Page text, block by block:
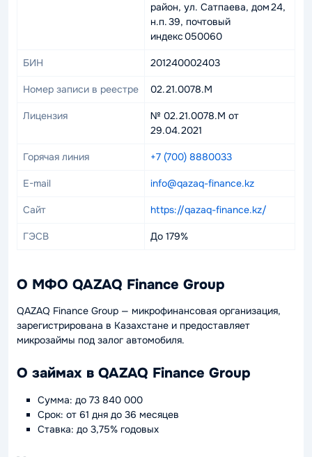
район, ул. Сатпаева, дом 24,
н.п. 39, почтовый
индекс 050060
БИН 201240002403
Номер записи в реестре 02.21.0078.М
Лицензия
№ 02.21.0078.М от
29.04.2021
Горячая линия +7 (700) 8880033
E-mail info@qazaq-finance.kz
Сайт https://qazaq-finance.kz/
ГЭСВ До 179%
О МФО QAZAQ Finance Group
QAZAQ Finance Group — микрофинансовая организация,
зарегистрирована в Казахстане и предоставляет
микрозаймы под залог автомобиля.
О займах в QAZAQ Finance Group
Сумма: до 73 840 000
Срок: от 61 дня до 36 месяцев
Ставка: до 3,75% годовых